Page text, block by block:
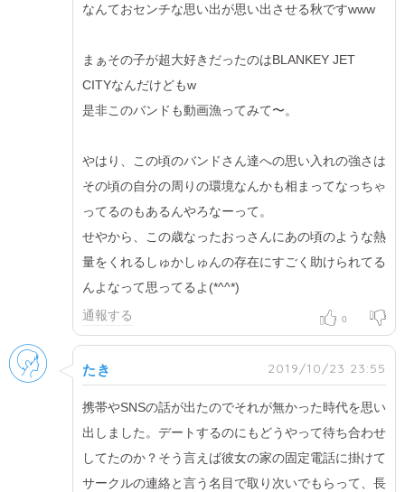
なんておセンチな思い出が思い出させる秋ですwww
まぁその子が超大好きだったのはBLANKEY JET
CITYなんだけどもw
是非このバンドも動画漁ってみて〜。
やはり、この頃のバンドさん達への思い入れの強さは
その頃の自分の周りの環境なんかも相まってなっちゃ
ってるのもあるんやろなーって。
せやから、この歳なったおっさんにあの頃のような熱
量をくれるしゅかしゅんの存在にすごく助けられてる
んよなって思ってるよ(*^^*)
通報する
0
男性
たき 2019/10/23 23:55
携帯やSNSの話が出たのでそれが無かった時代を思い
出しました。デートするのにもどうやって待ち合わせ
してたのか？そう言えば彼女の家の固定電話に掛けて
サークルの連絡と言う名目で取り次いでもらって、長